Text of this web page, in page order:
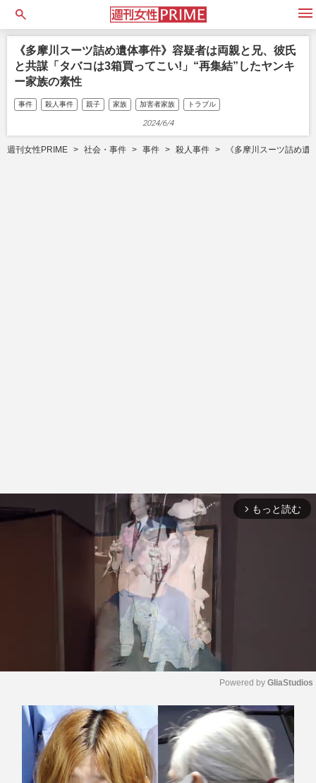
open
《多摩川スーツ詰め遺体事件》容疑者は両親と兄、彼氏
と共謀「タバコは3箱買ってこい!」“再集結”したヤンキ
ー家族の素性
事件 殺人事件 親子 家族 加害者家族 トラブル
2024/6/4
週刊女性PRIME 社会・事件 事件 殺人事件 《多摩川スーツ詰め
arrow_forward_ios もっと読む
M
u
t
e
Powered by GliaStudios